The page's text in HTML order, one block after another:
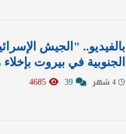
بالفيديو.. "الجيش
الجنوبية في بيروت بإخلاء